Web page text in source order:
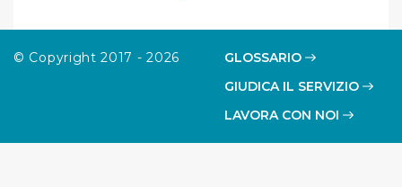
© Copyright 2017 - 2026
GLOSSARIO
GIUDICA IL SERVIZIO
LAVORA CON NOI